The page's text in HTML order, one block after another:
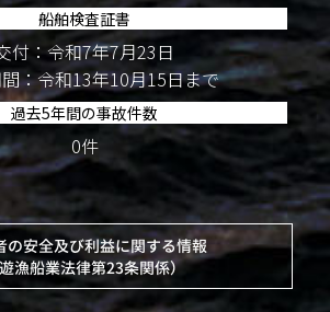
船舶検査証書
付：令和7年7月23日
：令和13年10月15日まで
過去5年間の事故件数
0件